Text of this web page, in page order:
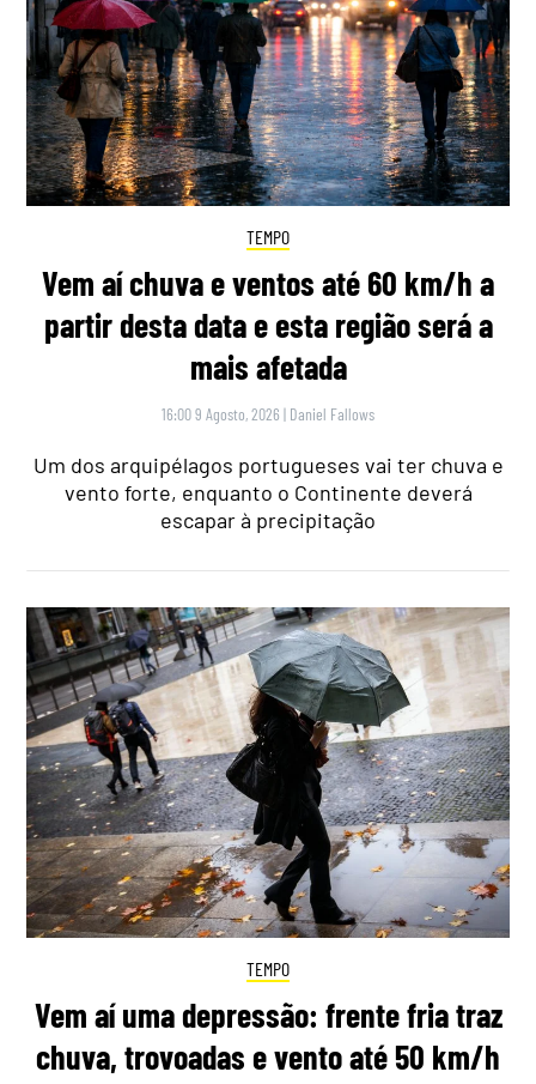
TEMPO
Vem aí chuva e ventos até 60 km/h a
partir desta data e esta região será a
mais afetada
16:00 9 Agosto, 2026 | Daniel Fallows
Um dos arquipélagos portugueses vai ter chuva e
vento forte, enquanto o Continente deverá
escapar à precipitação
TEMPO
Vem aí uma depressão: frente fria traz
chuva, trovoadas e vento até 50 km/h